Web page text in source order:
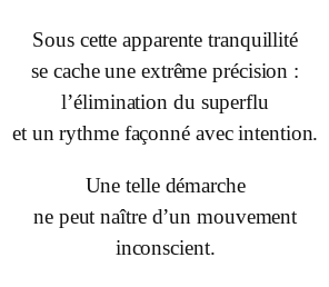
Sous cette apparente tranquillité
se cache une extrême précision :
l’élimination du superflu
et un rythme façonné avec intention.
Une telle démarche
ne peut naître d’un mouvement
inconscient.